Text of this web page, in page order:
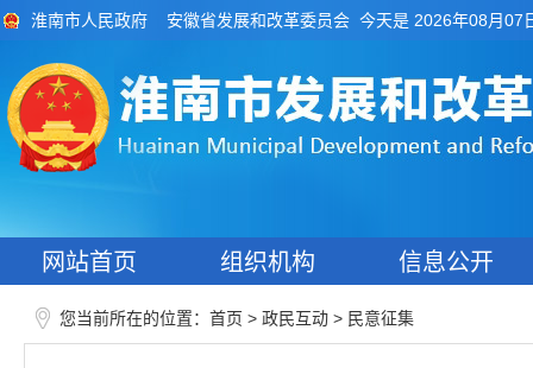
淮南市人民政府 安徽省发展和改革委员会 今天是 2026年08月07
网站首页 组织机构 信息公开
您当前所在的位置： 首页 > 政民互动 > 民意征集